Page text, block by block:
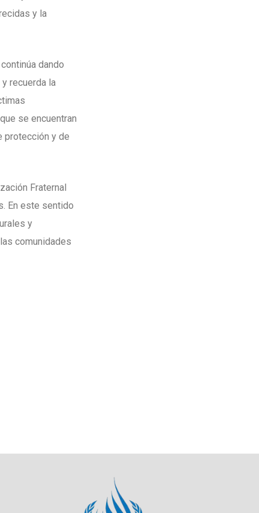
y la
dando
recuerda la
se encuentran
protección y de
Fraternal
En este sentido
y
comunidades